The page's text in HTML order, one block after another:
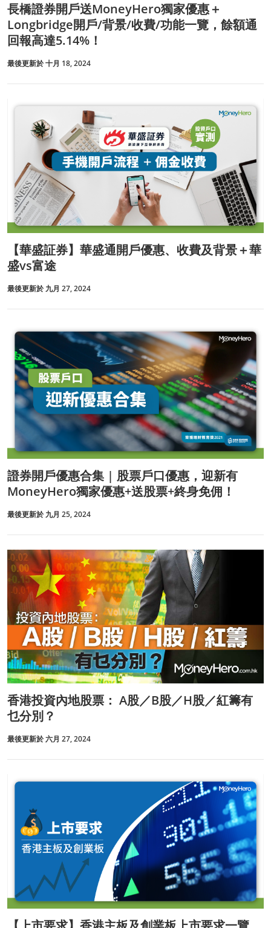
長橋證券開戶送MoneyHero獨家優惠＋
Longbridge開戶/背景/收費/功能一覽，餘額通
回報高達5.14%！
最後更新於 十月 18, 2024
【華盛証券】華盛通開戶優惠、收費及背景＋華
盛vs富途
最後更新於 九月 27, 2024
證券開戶優惠合集 | 股票戶口優惠，迎新有
MoneyHero獨家優惠+送股票+終身免佣！
最後更新於 九月 25, 2024
香港投資內地股票： A股／B股／H股／紅籌有
乜分別？
最後更新於 六月 27, 2024